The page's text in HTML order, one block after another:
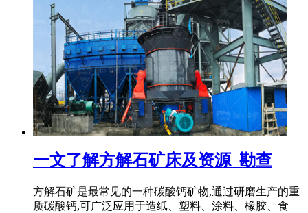
一文了解方解石矿床及资源_勘查
方解石矿是最常见的一种碳酸钙矿物,通过研磨生产的重
质碳酸钙,可广泛应用于造纸、塑料、涂料、橡胶、食